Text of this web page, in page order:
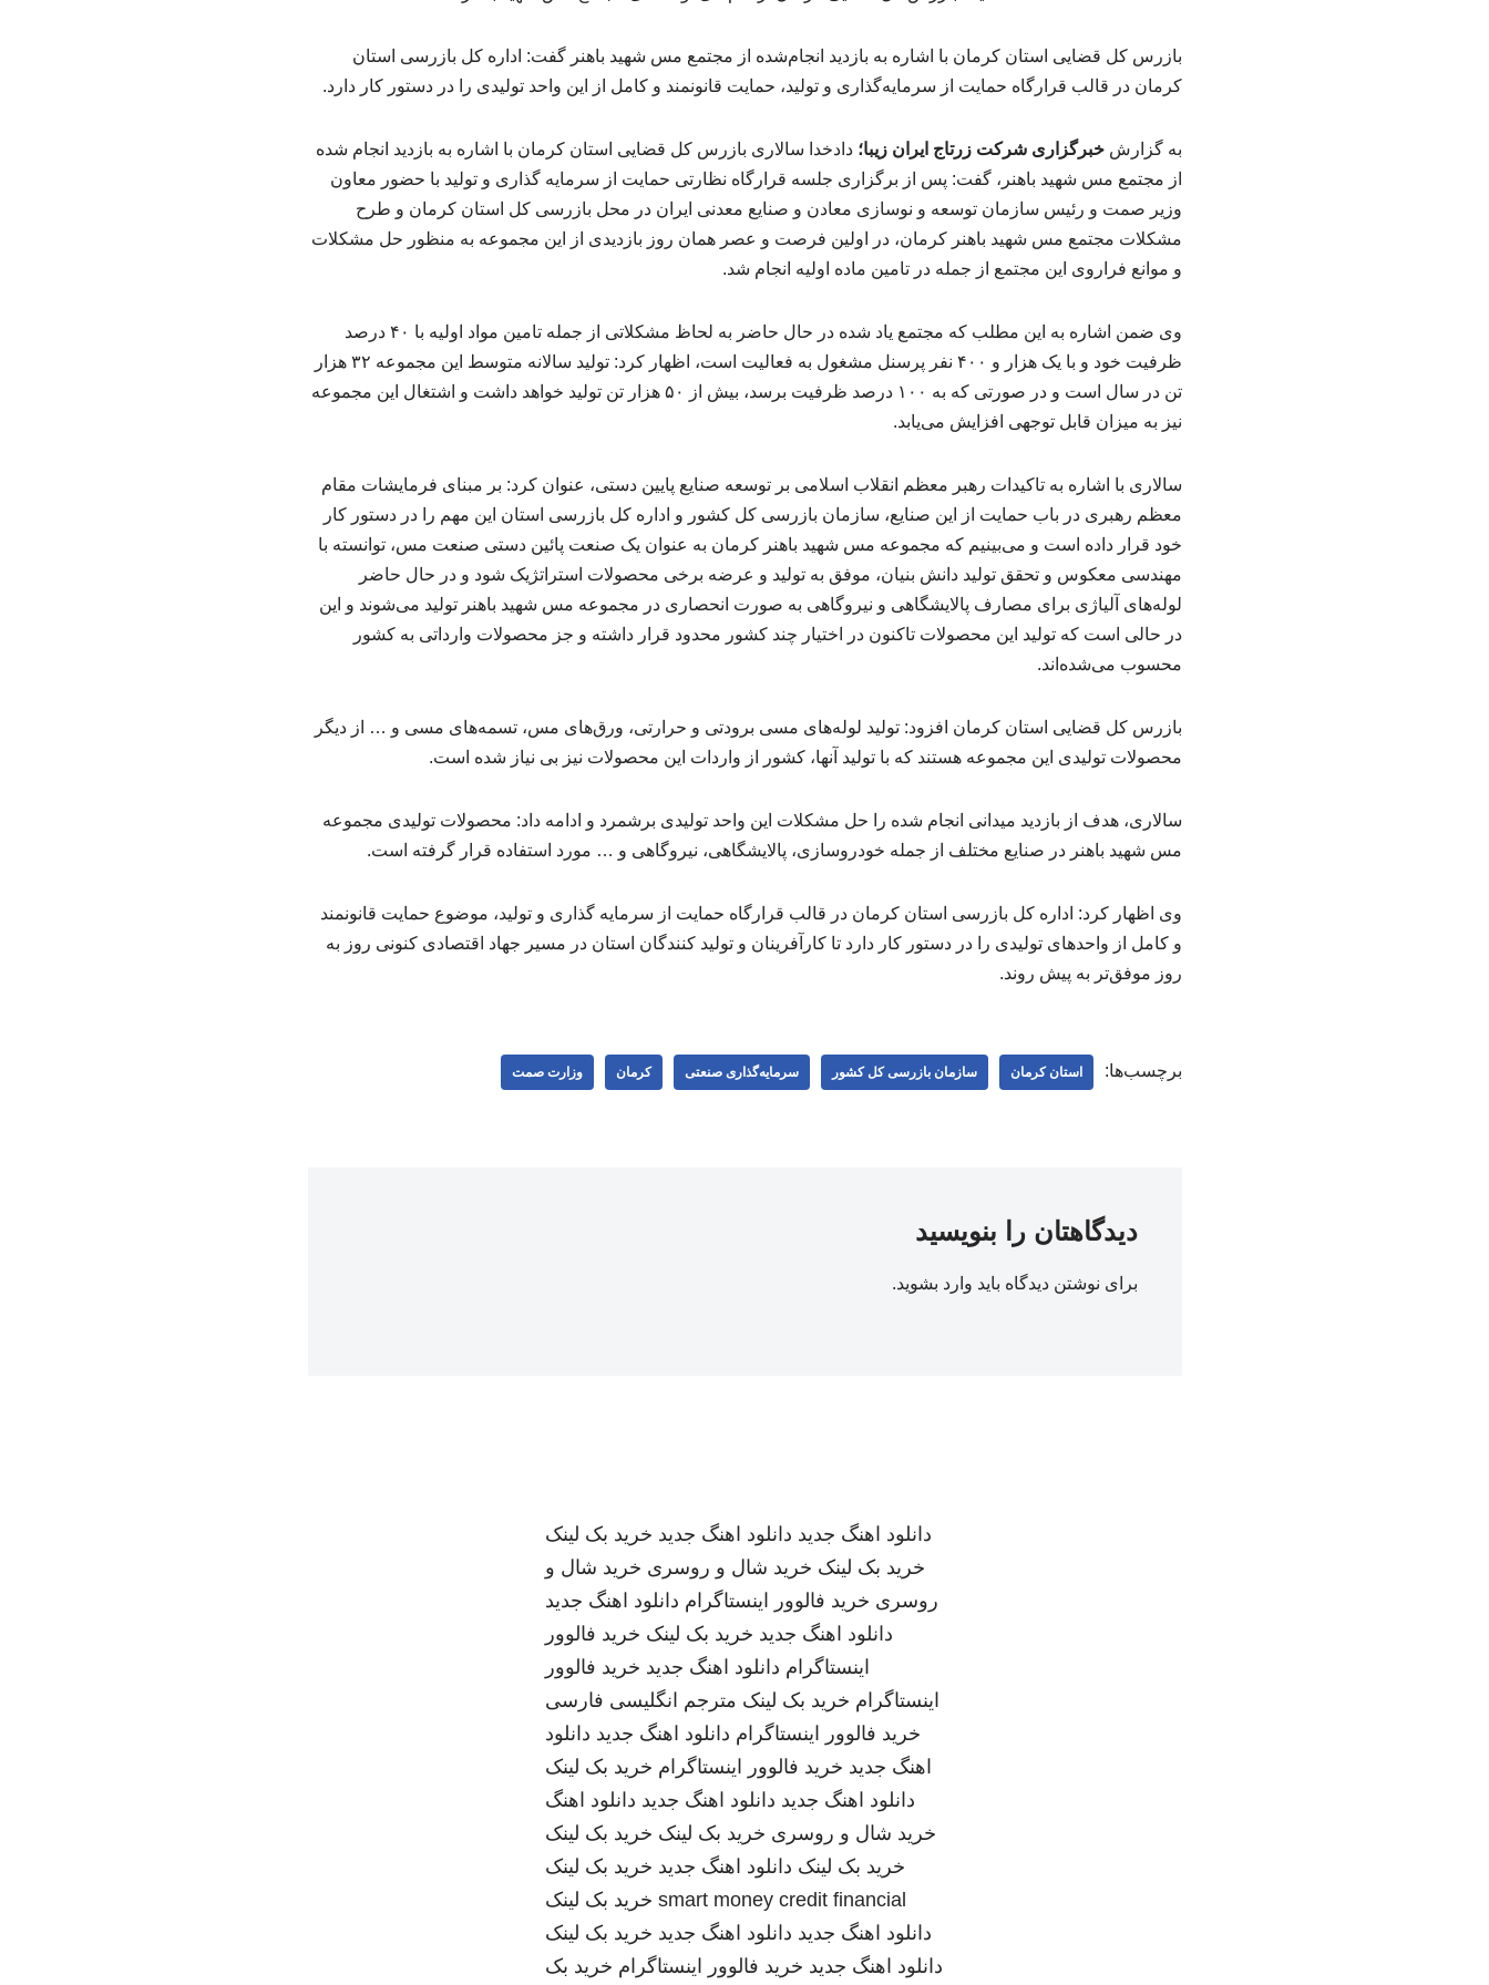
بازرس کل قضایی استان کرمان با اشاره به بازدید انجام‌شده از مجتمع مس شهید باهنر گفت: اداره کل بازرسی استان
کرمان در قالب قرارگاه حمایت از سرمایه‌گذاری و تولید، حمایت قانونمند و کامل از این واحد تولیدی را در دستور کار دارد.
به گزارشخبرگزاری شرکت زرتاج ایران زیبا؛ دادخدا سالاری بازرس کل قضایی استان کرمان با اشاره به بازدید انجام شده
از مجتمع مس شهید باهنر، گفت: پس از برگزاری جلسه قرارگاه نظارتی حمایت از سرمایه گذاری و تولید با حضور معاون
وزیر صمت و رئیس سازمان توسعه و نوسازی معادن و صنایع معدنی ایران در محل بازرسی کل استان کرمان و طرح
مشکلات مجتمع مس شهید باهنر کرمان، در اولین فرصت و عصر همان روز بازدیدی از این مجموعه به منظور حل مشکلات
و موانع فراروی این مجتمع از جمله در تامین ماده اولیه انجام شد.
وی ضمن اشاره به این مطلب که مجتمع یاد شده در حال حاضر به لحاظ مشکلاتی از جمله تامین مواد اولیه با ۴۰ درصد
ظرفیت خود و با یک هزار و ۴۰۰ نفر پرسنل مشغول به فعالیت است، اظهار کرد: تولید سالانه متوسط این مجموعه ۳۲ هزار
تن در سال است و در صورتی که به ۱۰۰ درصد ظرفیت برسد، بیش از ۵۰ هزار تن تولید خواهد داشت و اشتغال این مجموعه
نیز به میزان قابل توجهی افزایش می‌یابد.
سالاری با اشاره به تاکیدات رهبر معظم انقلاب اسلامی بر توسعه صنایع پایین دستی، عنوان کرد: بر مبنای فرمایشات مقام
معظم رهبری در باب حمایت از این صنایع، سازمان بازرسی کل کشور و اداره کل بازرسی استان این مهم را در دستور کار
خود قرار داده است و می‌بینیم که مجموعه مس شهید باهنر کرمان به عنوان یک صنعت پائین دستی صنعت مس، توانسته با
مهندسی معکوس و تحقق تولید دانش بنیان، موفق به تولید و عرضه برخی محصولات استراتژیک شود و در حال حاضر
لوله‌های آلیاژی برای مصارف پالایشگاهی و نیروگاهی به صورت انحصاری در مجموعه مس شهید باهنر تولید می‌شوند و این
در حالی است که تولید این محصولات تاکنون در اختیار چند کشور محدود قرار داشته و جز محصولات وارداتی به کشور
محسوب می‌شده‌اند.
بازرس کل قضایی استان کرمان افزود: تولید لوله‌های مسی برودتی و حرارتی، ورق‌های مس، تسمه‌های مسی و … از دیگر
محصولات تولیدی این مجموعه هستند که با تولید آنها، کشور از واردات این محصولات نیز بی نیاز شده است.
سالاری، هدف از بازدید میدانی انجام شده را حل مشکلات این واحد تولیدی برشمرد و ادامه داد: محصولات تولیدی مجموعه
مس شهید باهنر در صنایع مختلف از جمله خودروسازی، پالایشگاهی، نیروگاهی و … مورد استفاده قرار گرفته است.
وی اظهار کرد: اداره کل بازرسی استان کرمان در قالب قرارگاه حمایت از سرمایه گذاری و تولید، موضوع حمایت قانونمند
و کامل از واحدهای تولیدی را در دستور کار دارد تا کارآفرینان و تولید کنندگان استان در مسیر جهاد اقتصادی کنونی روز به
روز موفق‌تر به پیش روند.
برچسب‌ها: استان کرمان سازمان بازرسی کل کشور سرمایه‌گذاری صنعتی کرمان وزارت صمت
دیدگاهتان را بنویسید
برای نوشتن دیدگاه باید وارد بشوید.
دانلود اهنگ جدید دانلود اهنگ جدید خرید بک لینک
خرید بک لینک خرید شال و روسری خرید شال و
روسری خرید فالوور اینستاگرام دانلود اهنگ جدید
دانلود اهنگ جدید خرید بک لینک خرید فالوور
اینستاگرام دانلود اهنگ جدید خرید فالوور
اینستاگرام خرید بک لینک مترجم انگلیسی فارسی
خرید فالوور اینستاگرام دانلود اهنگ جدید دانلود
اهنگ جدید خرید فالوور اینستاگرام خرید بک لینک
دانلود اهنگ جدید دانلود اهنگ جدید دانلود اهنگ
خرید شال و روسری خرید بک لینک خرید بک لینک
خرید بک لینک دانلود اهنگ جدید خرید بک لینک
smart money credit financial خرید بک لینک
دانلود اهنگ جدید دانلود اهنگ جدید خرید بک لینک
دانلود اهنگ جدید خرید فالوور اینستاگرام خرید بک